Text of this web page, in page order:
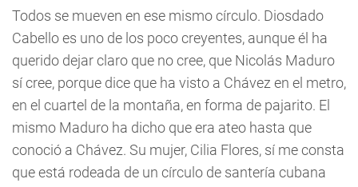
Todos se mueven en ese mismo círculo. Diosdado
Cabello es uno de los poco creyentes, aunque él ha
querido dejar claro que no cree, que Nicolás Maduro
sí cree, porque dice que ha visto a Chávez en el metro,
en el cuartel de la montaña, en forma de pajarito. El
mismo Maduro ha dicho que era ateo hasta que
conoció a Chávez. Su mujer, Cilia Flores, sí me consta
que está rodeada de un círculo de santería cubana